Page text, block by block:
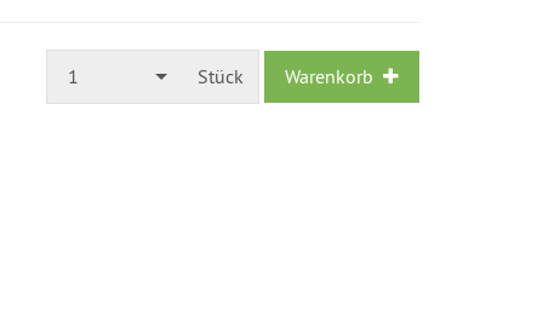
1 Stück Warenkorb